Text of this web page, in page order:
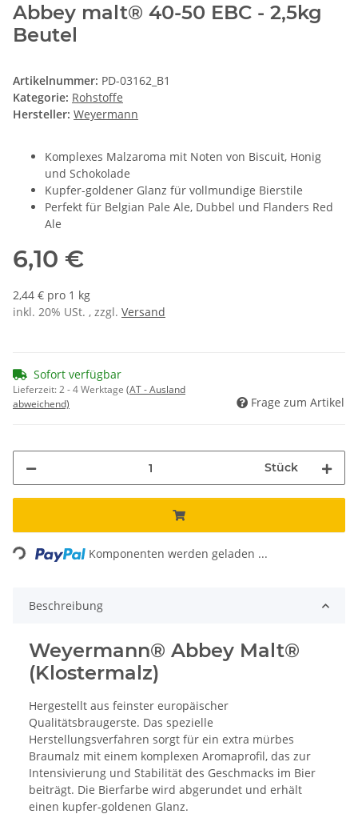
Abbey malt® 40-50 EBC - 2,5kg
Beutel
Artikelnummer: PD-03162_B1
Kategorie: Rohstoffe
Hersteller: Weyermann
Komplexes Malzaroma mit Noten von Biscuit, Honig
und Schokolade
Kupfer-goldener Glanz für vollmundige Bierstile
Perfekt für Belgian Pale Ale, Dubbel und Flanders Red
Ale
6,10 €
2,44 € pro 1 kg
inkl. 20% USt. , zzgl. Versand
Sofort verfügbar
Lieferzeit:2 - 4 Werktage (AT - Ausland
abweichend)
Frage zum Artikel
Stück
Loading... Komponenten werden geladen ...
Beschreibung
Weyermann® Abbey Malt®
(Klostermalz)
Hergestellt aus feinster europäischer
Qualitätsbraugerste. Das spezielle
Herstellungsverfahren sorgt für ein extra mürbes
Braumalz mit einem komplexen Aromaprofil, das zur
Intensivierung und Stabilität des Geschmacks im Bier
beiträgt. Die Bierfarbe wird abgerundet und erhält
einen kupfer-goldenen Glanz.